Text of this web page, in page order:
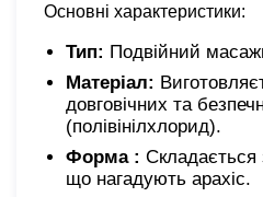
Основні характеристики:
Тип: Подвійний
Матеріал:
довговічних та
(полівінілхлорид).
Форма : Складається
що нагадують арахіс.